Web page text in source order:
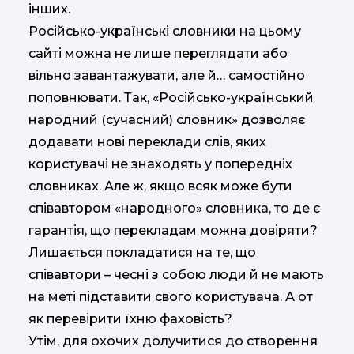
інших.
Російсько-українські словники на цьому
сайті можна не лише переглядати або
вільно завантажувати, але й… самостійно
поповнювати. Так, «Російсько-український
народний (сучасний) словник» дозволяє
додавати нові переклади слів, яких
користувачі не знаходять у попередніх
словниках. Але ж, якщо всяк може бути
співавтором «народного» словника, то де є
гарантія, що перекладам можна довіряти?
Лишається покладатися на те, що
співавтори – чесні з собою люди й не мають
на меті підставити свого користувача. А от
як перевірити їхню фаховість?
Утім, для охочих долучитися до створення